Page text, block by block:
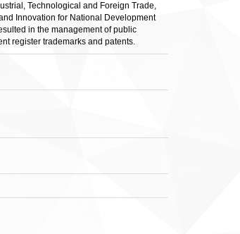
Technological and Foreign Trade,
Innovation for National Development
in the management of public
register trademarks and patents.